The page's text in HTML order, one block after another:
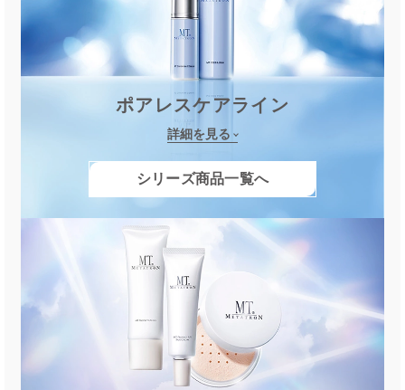
ポアレスケアライン
詳細を見る
シリーズ商品一覧へ